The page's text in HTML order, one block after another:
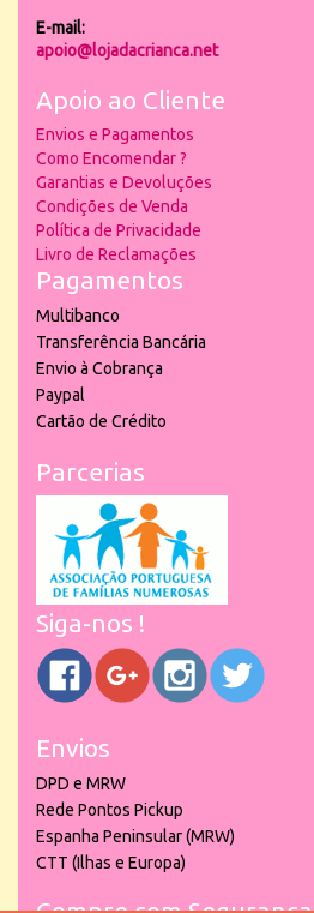
E-mail:
apoio@lojadacrianca.net
Apoio ao Cliente
Envios e Pagamentos
Como Encomendar ?
Garantias e Devoluções
Condições de Venda
Política de Privacidade
Livro de Reclamações
Pagamentos
Multibanco
Transferência Bancária
Envio à Cobrança
Paypal
Cartão de Crédito
Parcerias
Siga-nos !
Envios
DPD e MRW
Rede Pontos Pickup
Espanha Peninsular (MRW)
CTT (Ilhas e Europa)